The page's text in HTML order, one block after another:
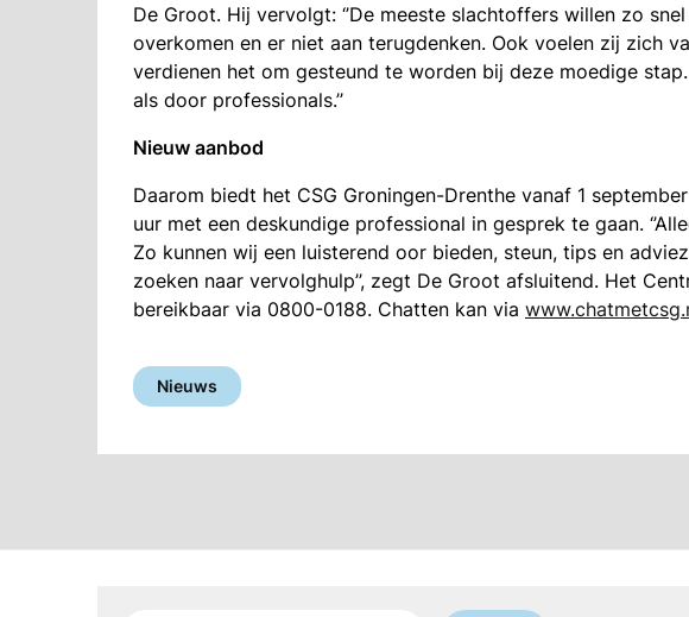
De Groot. Hij vervolgt: ‘’De meeste slachtoffers willen zo
overkomen en er niet aan terugdenken. Ook voelen zij zich
verdienen het om gesteund te worden bij deze moedige
als door professionals.’’
Nieuw aanbod
Daarom biedt het CSG Groningen-Drenthe vanaf 1
uur met een deskundige professional in gesprek te gaan.
Zo kunnen wij een luisterend oor bieden, steun, tips en
zoeken naar vervolghulp’’, zegt De Groot afsluitend. Het
bereikbaar via 0800-0188. Chatten kan via
Nieuws